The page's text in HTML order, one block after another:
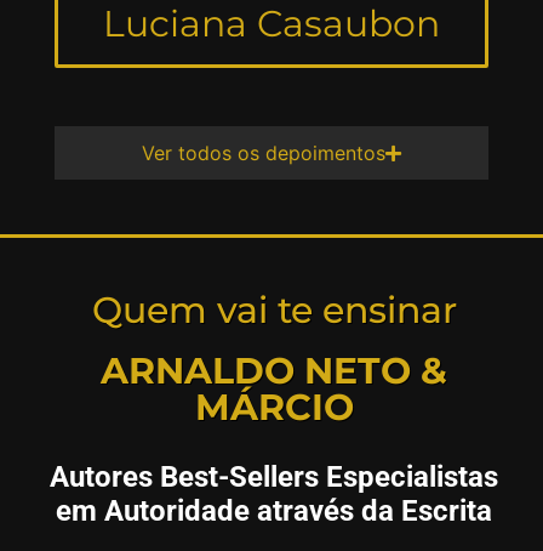
Luciana Casaubon
Ver todos os depoimentos
Quem vai te ensinar
ARNALDO NETO &
MÁRCIO
Autores Best-Sellers Especialistas
em Autoridade através da Escrita